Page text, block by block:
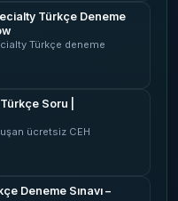
Türkçe Deneme
Türkçe deneme
Soru |
ücretsiz CEH
Deneme Sınavı –